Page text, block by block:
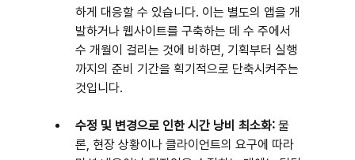
하게 대응할 수 있습니다. 이는 별도의 앱을 개
발하거나 웹사이트를 구축하는 데 수 주에서
수 개월이 걸리는 것에 비하면, 기획부터 실행
까지의 준비 기간을 획기적으로 단축시켜주는
것입니다.
수정 및 변경으로 인한 시간 낭비 최소화: 물
론, 현장 상황이나 클라이언트의 요구에 따라